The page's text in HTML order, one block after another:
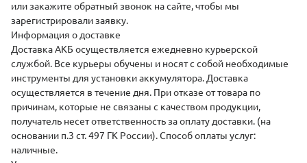
или закажите обратный звонок на сайте, чтобы мы
зарегистрировали заявку.
Информация о доставке
Доставка АКБ осуществляется ежедневно курьерской
службой. Все курьеры обучены и носят с собой необходимые
инструменты для установки аккумулятора. Доставка
осуществляется в течение дня. При отказе от товара по
причинам, которые не связаны с качеством продукции,
получатель несет ответственность за оплату доставки. (на
основании п.3 ст. 497 ГК России). Способ оплаты услуг:
наличные.